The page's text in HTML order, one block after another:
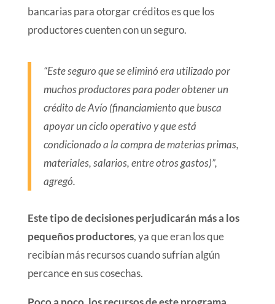
bancarias para otorgar créditos es que los
productores cuenten con un seguro.
“Este seguro que se eliminó era utilizado por
muchos productores para poder obtener un
crédito de Avío (financiamiento que busca
apoyar un ciclo operativo y que está
condicionado a la compra de materias primas,
materiales, salarios, entre otros gastos)”,
agregó.
Este tipo de decisiones perjudicarán más a los
pequeños productores, ya que eran los que
recibían más recursos cuando sufrían algún
percance en sus cosechas.